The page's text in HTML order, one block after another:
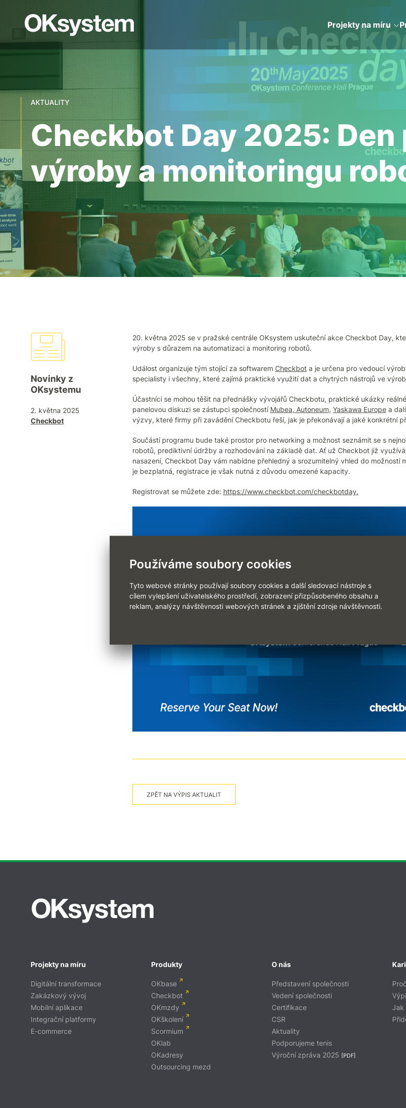
Používáme soubory cookies
Tyto webové stránky používají soubory cookies a další sledovací nástroje s
cílem vylepšení uživatelského prostředí, zobrazení přizpůsobeného obsahu a
reklam, analýzy návštěvnosti webových stránek a zjištění zdroje návštěvnosti.
Projekty na míru
AKTUALITY
Checkbot Day 2025:
výroby a monitoringu
Novinky z
OKsystemu
2. května 2025
Checkbot
20. května 2025 se v pražské centrále OKsystem uskuteční akce Checkbot Day,
výroby s důrazem na automatizaci a monitoring robotů.
Událost organizuje tým stojící za softwarem Checkbota je určena pro vedoucí
specialisty i všechny, které zajímá praktické využití dat a chytrých nástrojů ve
Účastníci se mohou těšit na přednášky vývojářů Checkbotu, praktické ukázky
panelovou diskuzi se zástupci společností Mubea, Autoneum, Yaskawa Europea
výzvy, které firmy při zavádění Checkbotu řeší, jak je překonávají a jaké konkrétní
Součástí programu bude také prostor pro networking a možnost seznámit se s
robotů, prediktivní údržby a rozhodování na základě dat. Ať už Checkbot již
nasazení, Checkbot Day vám nabídne přehledný a srozumitelný vhled do možností
je bezplatná, registrace je však nutná z důvodu omezené kapacity.
Registrovat se můžete zde: https://www.checkbot.com/checkbotday.
ZPĚT NA VÝPIS AKTUALIT
Projekty na míru
Digitální transformace
Zakázkový vývoj
Mobilní aplikace
Integrační platformy
E-commerce
Produkty
OKbase
Checkbot
OKmzdy
OKškolení
Scormium
OKlab
OKadresy
Outsourcing mezd
O nás
Představení společnosti
Vedení společnosti
Certifikace
CSR
Aktuality
Podporujeme tenis
Výroční zpráva 2025 [PDF]
Jak